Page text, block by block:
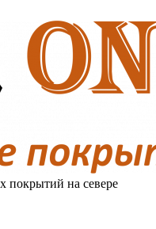
покрытий на севере